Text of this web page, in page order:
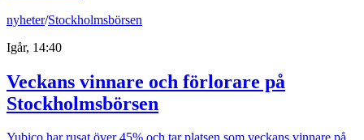
nyheter/Stockholmsbörsen
Igår, 14:40
Veckans vinnare och förlorare på
Stockholmsbörsen